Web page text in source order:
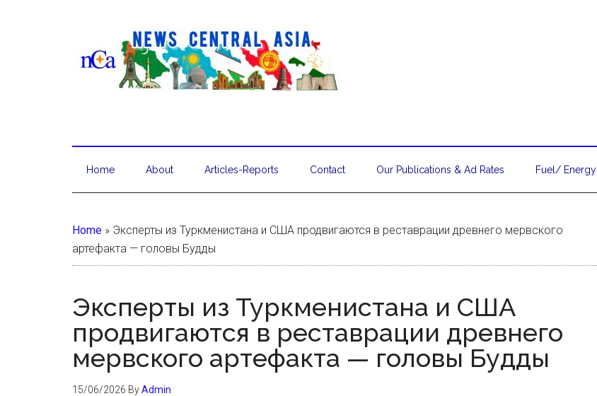
Home About Articles-Reports Contact Our Publications & Ad Rates Fuel/ Energy
Home » Эксперты из Туркменистана и США продвигаются в реставрации древнего мервского
артефакта — головы Будды
Эксперты из Туркменистана и США
продвигаются в реставрации древнего
мервского артефакта — головы Будды
15/06/2026 ByAdmin